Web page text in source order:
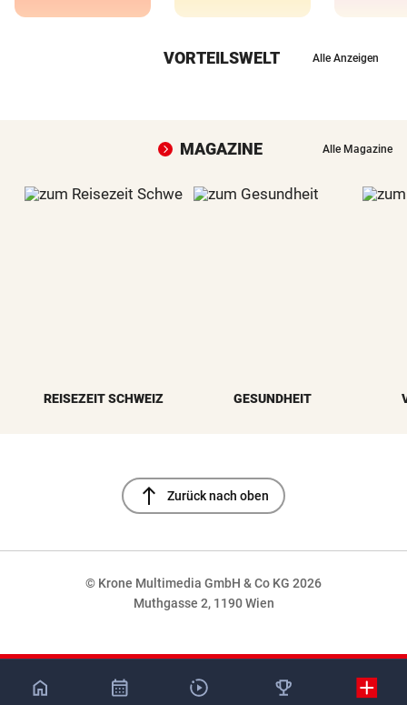
VORTEILSWELT Alle Anzeigen
MAGAZINE Alle Magazine
REISEZEIT SCHWEIZ GESUNDHEIT
north Zurück nach oben
© Krone Multimedia GmbH & Co KG 2026
Muthgasse 2, 1190 Wien
NaN%